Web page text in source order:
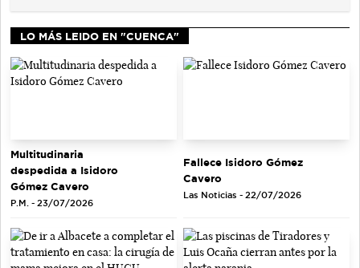
LO MÁS LEIDO EN "CUENCA"
Multitudinaria
despedida a Isidoro
Gómez Cavero
P.M. - 23/07/2026
Fallece Isidoro Gómez
Cavero
Las Noticias - 22/07/2026